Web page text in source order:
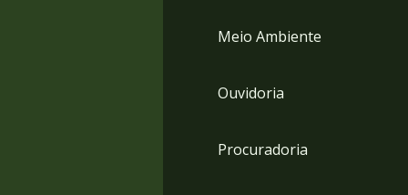
Meio Ambiente
Ouvidoria
Procuradoria